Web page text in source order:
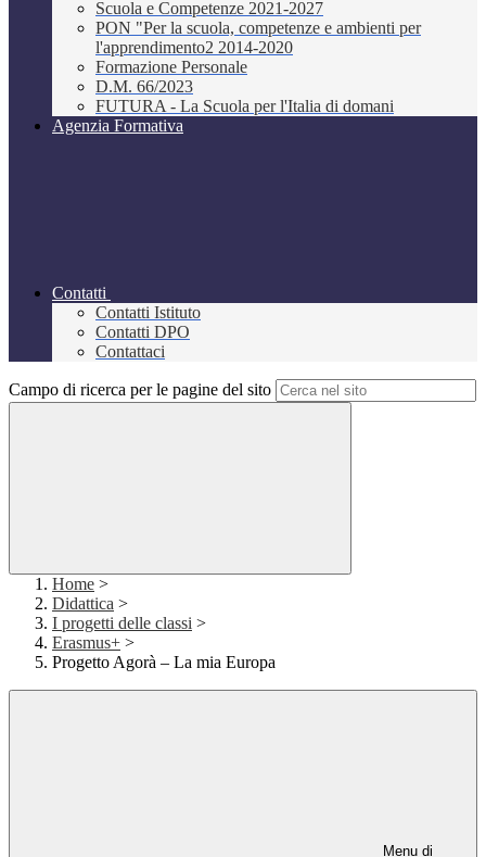
Scuola e Competenze 2021-2027
PON "Per la scuola, competenze e ambienti per
l'apprendimento2 2014-2020
Formazione Personale
D.M. 66/2023
FUTURA - La Scuola per l'Italia di domani
Agenzia Formativa
Contatti
Contatti Istituto
Contatti DPO
Contattaci
Campo di ricerca per le pagine del sito
Home >
Didattica >
I progetti delle classi >
Erasmus+ >
Progetto Agorà – La mia Europa
Menu di